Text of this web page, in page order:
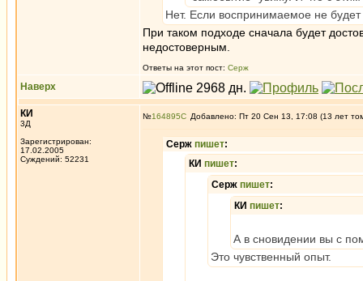
Нет. Если воспринимаемое не будет
При таком подходе сначала будет
недостоверным.
Ответы на этот пост: Серж
Наверх
КИ
3Д
Зарегистрирован:
17.02.2005
Суждений: 52231
№164895 Добавлено: Пт 20 Сен 13, 17:08 (13 лет
Серж пишет:
КИ пишет:
Серж пишет:
КИ пишет:
А в сновидении вы с
Это чувственный опыт.